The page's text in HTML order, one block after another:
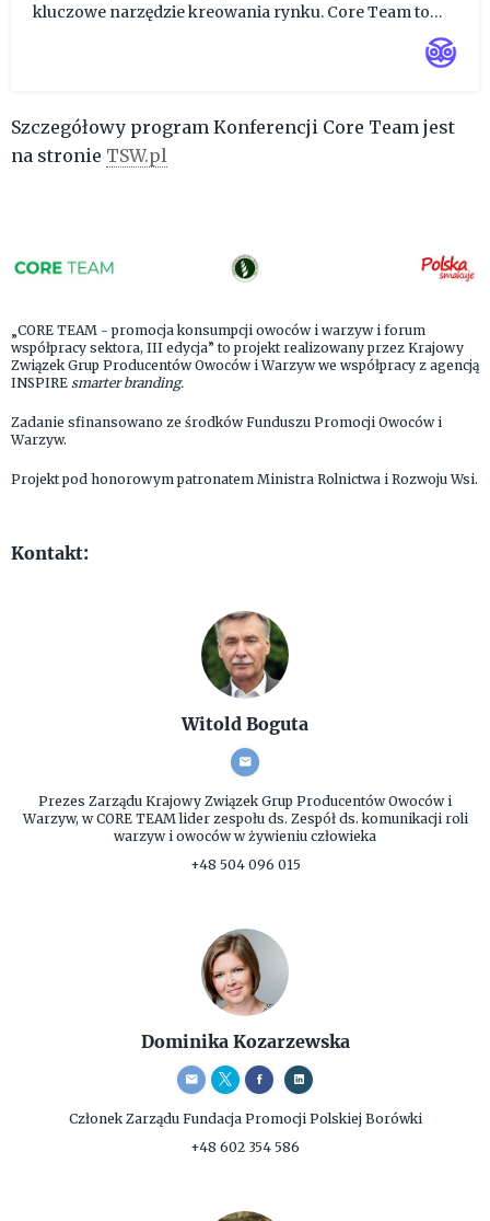
kluczowe narzędzie kreowania rynku. Core Team to
Szczegółowy program Konferencji Core Team jest
na stronie TSW.pl
„CORE TEAM - promocja konsumpcji owoców i warzyw i forum
współpracy sektora, III edycja” to projekt realizowany przez Krajowy
Związek Grup Producentów Owoców i Warzyw we współpracy z agencją
INSPIRE smarter branding.
Zadanie sfinansowano ze środków Funduszu Promocji Owoców i
Warzyw.
Projekt pod honorowym patronatem Ministra Rolnictwa i Rozwoju Wsi.
Kontakt:
Witold Boguta
Prezes Zarządu Krajowy Związek Grup Producentów Owoców i
Warzyw, w CORE TEAM lider zespołu ds. Zespół ds. komunikacji roli
warzyw i owoców w żywieniu człowieka
+48 504 096 015
Dominika Kozarzewska
Członek Zarządu Fundacja Promocji Polskiej Borówki
+48 602 354 586